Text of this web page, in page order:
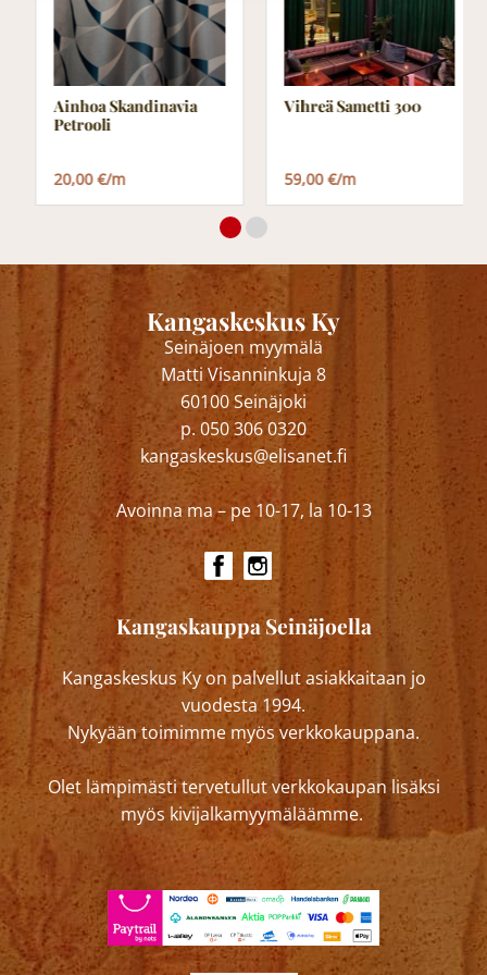
Ainhoa Skandinavia
Petrooli
20,00 €/m
Vihreä Sametti 300
59,00 €/m
Kangaskeskus Ky
Seinäjoen myymälä
Matti Visanninkuja 8
60100 Seinäjoki
p. 050 306 0320
kangaskeskus@elisanet.fi
Avoinna ma – pe 10-17, la 10-13
Kangaskauppa Seinäjoella
Kangaskeskus Ky on palvellut asiakkaitaan jo
vuodesta 1994.
Nykyään toimimme myös verkkokauppana.
Olet lämpimästi tervetullut verkkokaupan lisäksi
myös kivijalkamyymäläämme.